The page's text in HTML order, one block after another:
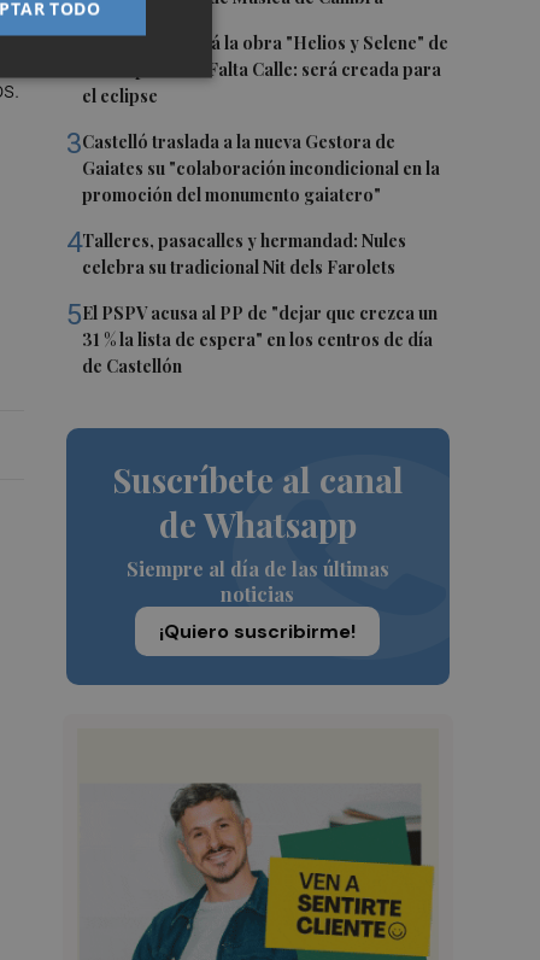
2Castelló acogerá la obra "Helios y Selene" de
la compañía Te Falta Calle: será creada para
el eclipse
3Castelló traslada a la nueva Gestora de
Gaiates su "colaboración incondicional en la
promoción del monumento gaiatero"
4Talleres, pasacalles y hermandad: Nules
celebra su tradicional Nit dels Farolets
5El PSPV acusa al PP de "dejar que crezca un
31 % la lista de espera" en los centros de día
de Castellón
Suscríbete al canal
de Whatsapp
Siempre al día de las últimas
noticias
¡Quiero suscribirme!
TODO